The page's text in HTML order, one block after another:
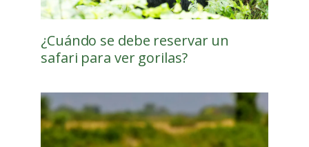
¿Cuándo se debe reservar un
safari para ver gorilas?